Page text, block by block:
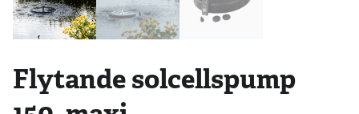
Flytande solcellspump